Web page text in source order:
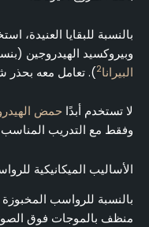
بالنسبة للبقايا العنيدة،
وبيروكسيد الهيدروجين (بنسبة 3:1، والمعروف
البيرانا2). تعامل معه
لا تستخدم أبدًا حمض
وفقط مع التدريب
الأساليب الميكانيكية
بالنسبة للرواسب
منظف بالموجات فوق